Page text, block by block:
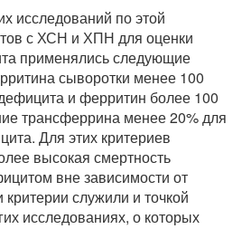
исследований по этой
с ХСН и ХПН для оценки
применялись следующие
сыворотки менее 100
и ферритин более 100
трансферрина менее 20% для
Для этих критериев
высокая смертность
вне зависимости от
служили и точкой
исследованиях, о которых